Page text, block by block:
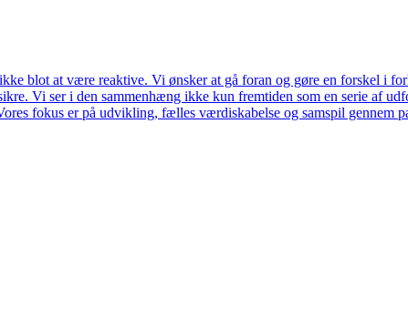
blot at være reaktive. Vi ønsker at gå foran og gøre en forskel i
Vi ser i den sammenhæng ikke kun fremtiden som en serie af
fokus er på udvikling, fælles værdiskabelse og samspil gennem